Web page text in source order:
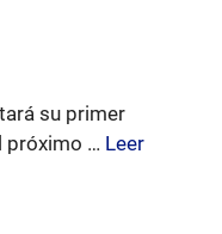
su primer
próximo … Leer